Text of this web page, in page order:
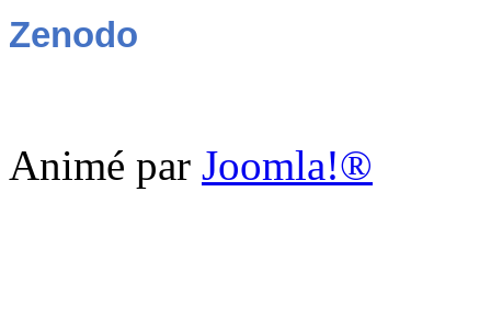
Zenodo
Animé par Joomla!®